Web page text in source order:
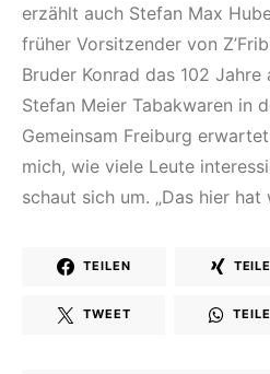
erzählt auch Stefan Max
früher Vorsitzender von
Bruder Konrad das 102
Stefan Meier Tabakwaren in
Gemeinsam Freiburg
mich, wie viele Leute
schaut sich um. „Das hier
TEILEN
TWEET